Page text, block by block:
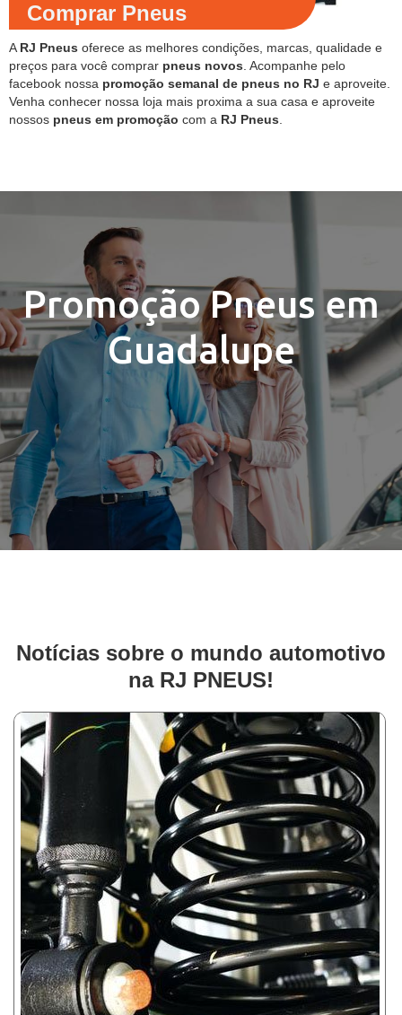
Comprar Pneus
A RJ Pneus oferece as melhores condições, marcas, qualidade e
preços para você comprar pneus novos . Acompanhe pelo
facebook nossa promoção semanal de pneus no RJ e aproveite.
Venha conhecer nossa loja mais proxima a sua casa e aproveite
nossos pneus em promoção com a RJ Pneus
Promoção Pneus em
Guadalupe
Notícias sobre o mundo automotivo
na RJ PNEUS!